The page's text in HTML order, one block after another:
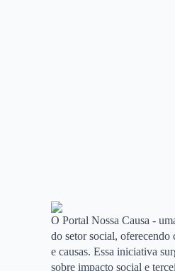
O Portal Nossa Causa -
do setor social, oferecendo
e causas. Essa iniciativa
sobre impacto social e